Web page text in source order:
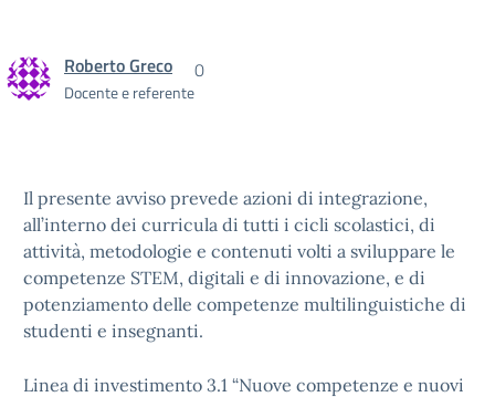
Roberto Greco
Docente e referente
0
Il presente avviso prevede azioni di integrazione,
all’interno dei curricula di tutti i cicli scolastici, di
attività, metodologie e contenuti volti a sviluppare le
competenze STEM, digitali e di innovazione, e di
potenziamento delle competenze multilinguistiche di
studenti e insegnanti.
Linea di investimento 3.1 “Nuove competenze e nuovi